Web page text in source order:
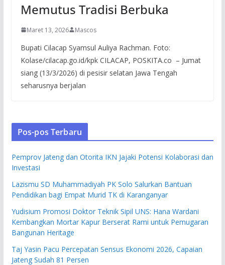
Memutus Tradisi Berbuka
Maret 13, 2026 Mascos
Bupati Cilacap Syamsul Auliya Rachman. Foto:
Kolase/cilacap.go.id/kpk CILACAP, POSKITA.co – Jumat
siang (13/3/2026) di pesisir selatan Jawa Tengah
seharusnya berjalan
Pos-pos Terbaru
Pemprov Jateng dan Otorita IKN Jajaki Potensi Kolaborasi dan
Investasi
Lazismu SD Muhammadiyah PK Solo Salurkan Bantuan
Pendidikan bagi Empat Murid TK di Karanganyar
Yudisium Promosi Doktor Teknik Sipil UNS: Hana Wardani
Kembangkan Mortar Kapur Berserat Rami untuk Pemugaran
Bangunan Heritage
Taj Yasin Pacu Percepatan Sensus Ekonomi 2026, Capaian
Jateng Sudah 81 Persen